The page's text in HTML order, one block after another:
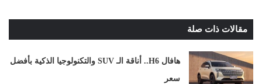
مقالات ذات صلة
هافال H6.. أناقة الـ SUV والتكنولوجيا الذكية بأفضل
سعر